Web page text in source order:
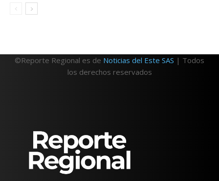
©Reporte Regional es de Noticias del Este SAS | Todos
los derechos reservados